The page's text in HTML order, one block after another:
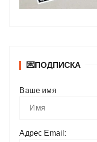
💌ПОДПИСКА
Ваше имя
Адрес Email: